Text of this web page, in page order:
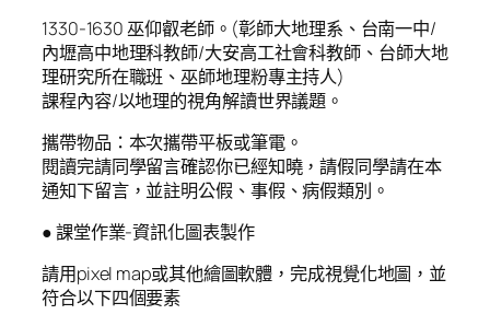
1330-1630 巫仰叡老師。(彰師大地理系、台南一中/
內壢高中地理科教師/大安高工社會科教師、台師大地
理研究所在職班、巫師地理粉專主持人)
課程內容/以地理的視角解讀世界議題。
攜帶物品：本次攜帶平板或筆電。
閱讀完請同學留言確認你已經知曉，請假同學請在本
通知下留言，並註明公假、事假、病假類別。
● 課堂作業-資訊化圖表製作
請用pixel map或其他繪圖軟體，完成視覺化地圖，並
符合以下四個要素